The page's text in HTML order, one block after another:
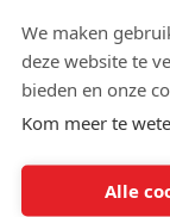
We maken
deze website te
bieden en onze
Kom meer te
Alle